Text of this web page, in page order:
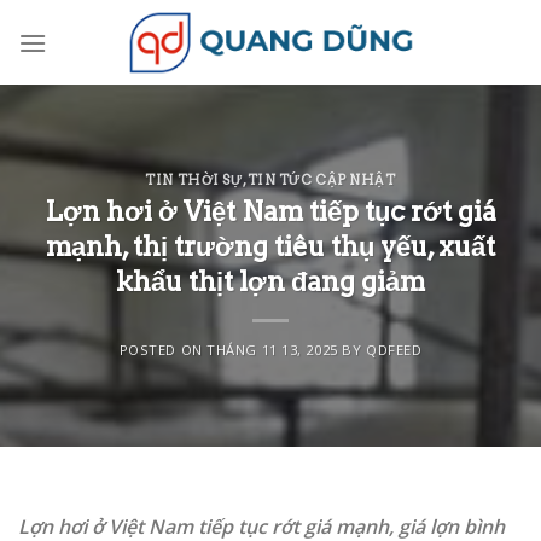
TIN THỜI SỰ,TIN TỨC CẬP NHẬT
Lợn hơi ở Việt Nam tiếp tục rớt giá
mạnh, thị trường tiêu thụ yếu, xuất
khẩu thịt lợn đang giảm
POSTED ONTHÁNG 11 13, 2025 BY QDFEED
Lợn hơi ở Việt Nam tiếp tục rớt giá mạnh, giá lợn bình